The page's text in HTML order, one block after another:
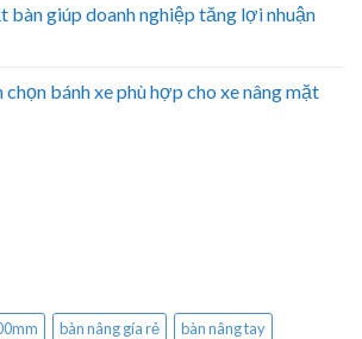
bàn giúp doanh nghiệp tăng lợi nhuận
bánh xe phù hợp cho xe nâng mặt
bàn nâng gía rẻ
bàn nâng tay